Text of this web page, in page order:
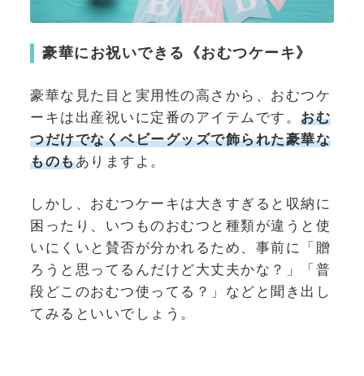
豪華にお祝いできる《おむつケーキ》
豪華な見た目と実用性の高さから、おむつケ
ーキは出産祝いに定番のアイテムです。 おむ
つだけでなくベビーグッズで飾られた豪華な
ものもありますよ。
しかし、おむつケーキは大きすぎると収納に
困ったり、いつものおむつと種類が違うと使
いにくいと賛否が分かれるため、事前に「贈
ろうと思ってるんだけど大丈夫かな？」「普
段どこのおむつ使ってる？」などと聞き出し
てみるといいでしょう。